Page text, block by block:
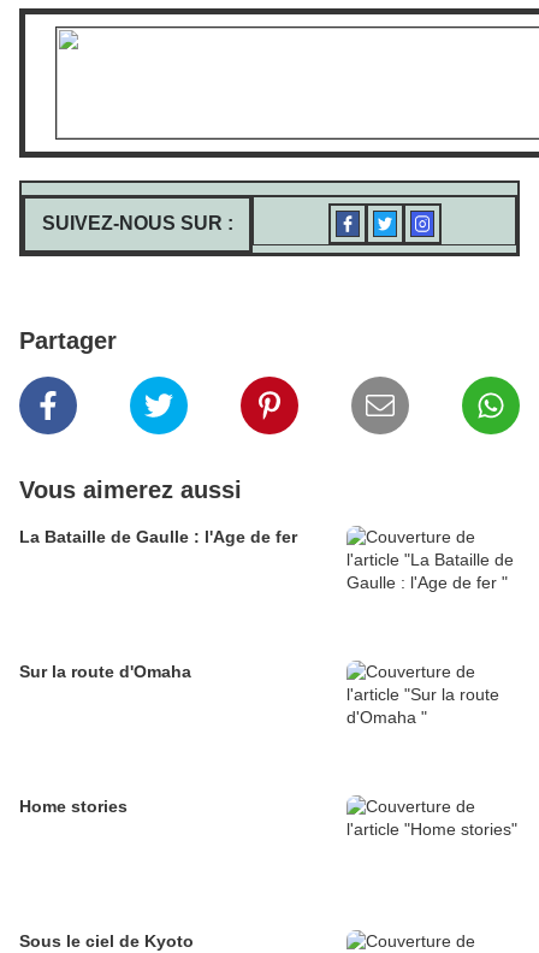
SUIVEZ-NOUS SUR :
Partager
Vous aimerez aussi
La Bataille de Gaulle : l'Age de fer
Sur la route d'Omaha
Home stories
Sous le ciel de Kyoto